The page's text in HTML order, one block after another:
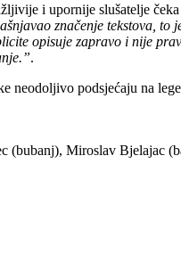
i upornije slušatelje
značenje tekstova, to
opisuje zapravo i nije
.
neodoljivo podsjećaju na
(bubanj), Miroslav Bjelajac